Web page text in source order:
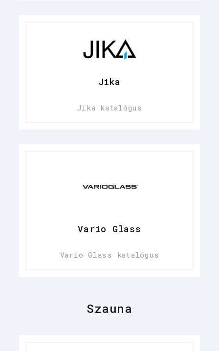
Jika
Jika katalógus
Vario Glass
Vario Glass katalógus
Szauna